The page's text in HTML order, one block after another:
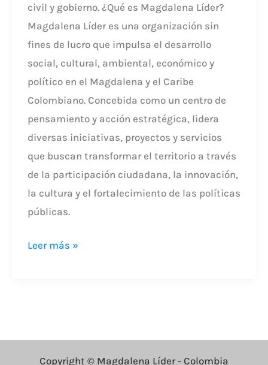
civil y gobierno. ¿Qué es Magdalena Líder?
Magdalena Líder es una organización sin
fines de lucro que impulsa el desarrollo
social, cultural, ambiental, económico y
político en el Magdalena y el Caribe
Colombiano. Concebida como un centro de
pensamiento y acción estratégica, lidera
diversas iniciativas, proyectos y servicios
que buscan transformar el territorio a través
de la participación ciudadana, la innovación,
la cultura y el fortalecimiento de las políticas
públicas.
Leer más »
Copyright © Magdalena Líder - Colombia